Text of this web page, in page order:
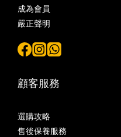
成為會員
嚴正聲明
顧客服務
選購攻略
售後保養服務